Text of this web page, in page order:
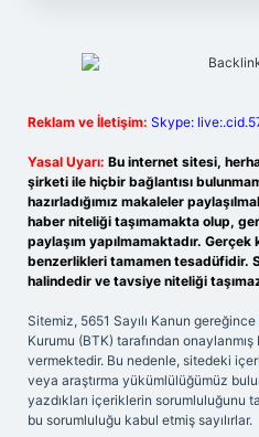
Reklam ve İletişim: Skype:
Yasal Uyarı: Bu internet sitesi,
şirketi ile hiçbir bağlantısı
hazırladığımız makaleler
haber niteliği taşımamakta olup,
paylaşım yapılmamaktadır.
benzerlikleri tamamen tesadüfidir.
halindedir ve tavsiye niteliği
Sitemiz, 5651 Sayılı Kanun
Kurumu (BTK) tarafından
vermektedir. Bu nedenle, sitedeki
veya araştırma yükümlülüğümüz
yazdıkları içeriklerin sorumluluğunu
bu sorumluluğu kabul etmiş sayılırlar.